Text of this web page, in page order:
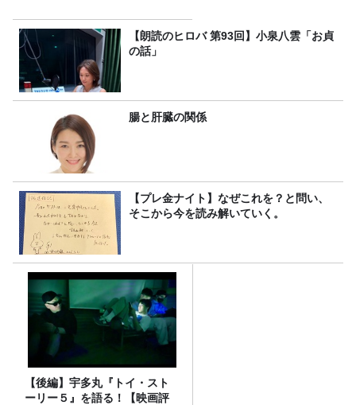
【朗読のヒロバ 第93回】小泉八雲「お貞
の話」
腸と肝臓の関係
【プレ金ナイト】なぜこれを？と問い、
そこから今を読み解いていく。
【後編】宇多丸『トイ・スト
ーリー５』を語る！【映画評